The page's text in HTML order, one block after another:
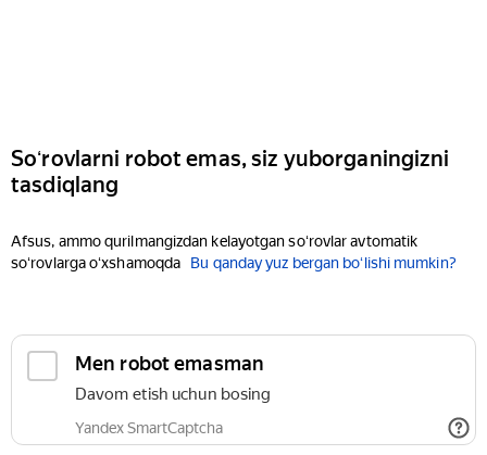
Soʻrovlarni robot emas, siz yuborganingizni
tasdiqlang
Afsus, ammo qurilmangizdan kelayotgan soʻrovlar avtomatik
soʻrovlarga oʻxshamoqda
Bu qanday yuz bergan boʻlishi mumkin?
Men robot emasman
Davom etish uchun bosing
Yandex SmartCaptcha